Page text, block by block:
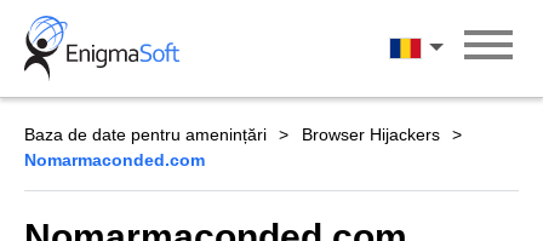
Skip
content
Română
Baza de date pentru amenințări
Browser Hijackers
Nomarmaconded.com